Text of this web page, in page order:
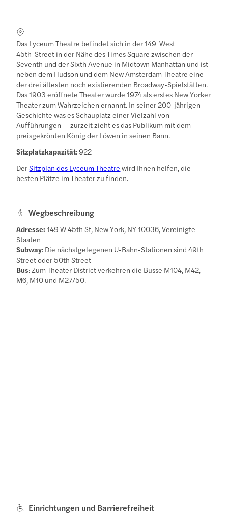
Das Lyceum Theatre befindet sich in der 149 West
45th Street in der Nähe des Times Square zwischen der
Seventh und der Sixth Avenue in Midtown Manhattan und ist
neben dem Hudson und dem New Amsterdam Theatre eine
der drei ältesten noch existierenden Broadway-Spielstätten.
Das 1903 eröffnete Theater wurde 1974 als erstes New Yorker
Theater zum Wahrzeichen ernannt. In seiner 200-jährigen
Geschichte was es Schauplatz einer Vielzahl von
Aufführungen – zurzeit zieht es das Publikum mit dem
preisgekrönten König der Löwen in seinen Bann.
Sitzplatzkapazität: 922
DerSitzplan des Lyceum Theatre wird Ihnen helfen, die
besten Plätze im Theater zu finden.
Wegbeschreibung
Adresse: 149 W 45th St, New York, NY 10036, Vereinigte
Staaten
Subway: Die nächstgelegenen U-Bahn-Stationen sind 49th
Street oder 50th Street
Bus: Zum Theater District verkehren die Busse M104, M42,
M6, M10 und M27/50.
Einrichtungen und Barrierefreiheit